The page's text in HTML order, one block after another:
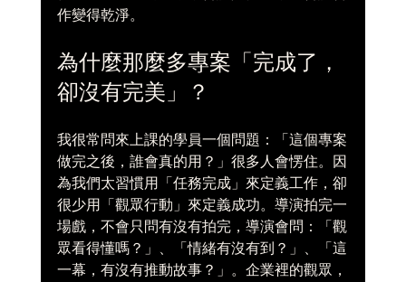
作變得乾淨。
為什麼那麼多專案「完成了，
卻沒有完美」？
我很常問來上課的學員一個問題：「這個專案
做完之後，誰會真的用？」很多人會愣住。因
為我們太習慣用「任務完成」來定義工作，卻
很少用「觀眾行動」來定義成功。導演拍完一
場戲，不會只問有沒有拍完，導演會問：「觀
眾看得懂嗎？」、「情緒有沒有到？」、「這
一幕，有沒有推動故事？」。企業裡的觀眾，